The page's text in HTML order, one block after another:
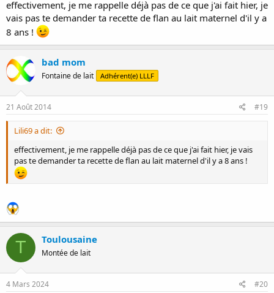
effectivement, je me rappelle déjà pas de ce que j'ai fait hier, je
vais pas te demander ta recette de flan au lait maternel d'il y a
8 ans !
bad mom
Fontaine de lait Adhérent(e) LLLF
21 Août 2014 #19
Lili69 a dit:
effectivement, je me rappelle déjà pas de ce que j'ai fait hier, je vais
pas te demander ta recette de flan au lait maternel d'il y a 8 ans !
T Toulousaine
Montée de lait
4 Mars 2024 #20